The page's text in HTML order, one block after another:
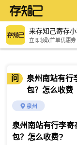
来存知己寄存
立即领取首单优惠券
问
泉州南站有行
包？怎么收费
泉州
泉州南站有行李
包？怎么收费?